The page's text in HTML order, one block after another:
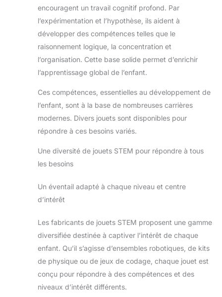
encouragent un travail cognitif profond. Par
l’expérimentation et l’hypothèse, ils aident à
développer des compétences telles que le
raisonnement logique, la concentration et
l’organisation. Cette base solide permet d’enrichir
l’apprentissage global de l’enfant.
Ces compétences, essentielles au développement de
l’enfant, sont à la base de nombreuses carrières
modernes. Divers jouets sont disponibles pour
répondre à ces besoins variés.
Une diversité de jouets STEM pour répondre à tous
les besoins
Un éventail adapté à chaque niveau et centre
d’intérêt
Les fabricants de jouets STEM proposent une gamme
diversifiée destinée à captiver l’intérêt de chaque
enfant. Qu’il s’agisse d’ensembles robotiques, de kits
de physique ou de jeux de codage, chaque jouet est
conçu pour répondre à des compétences et des
niveaux d’intérêt différents.